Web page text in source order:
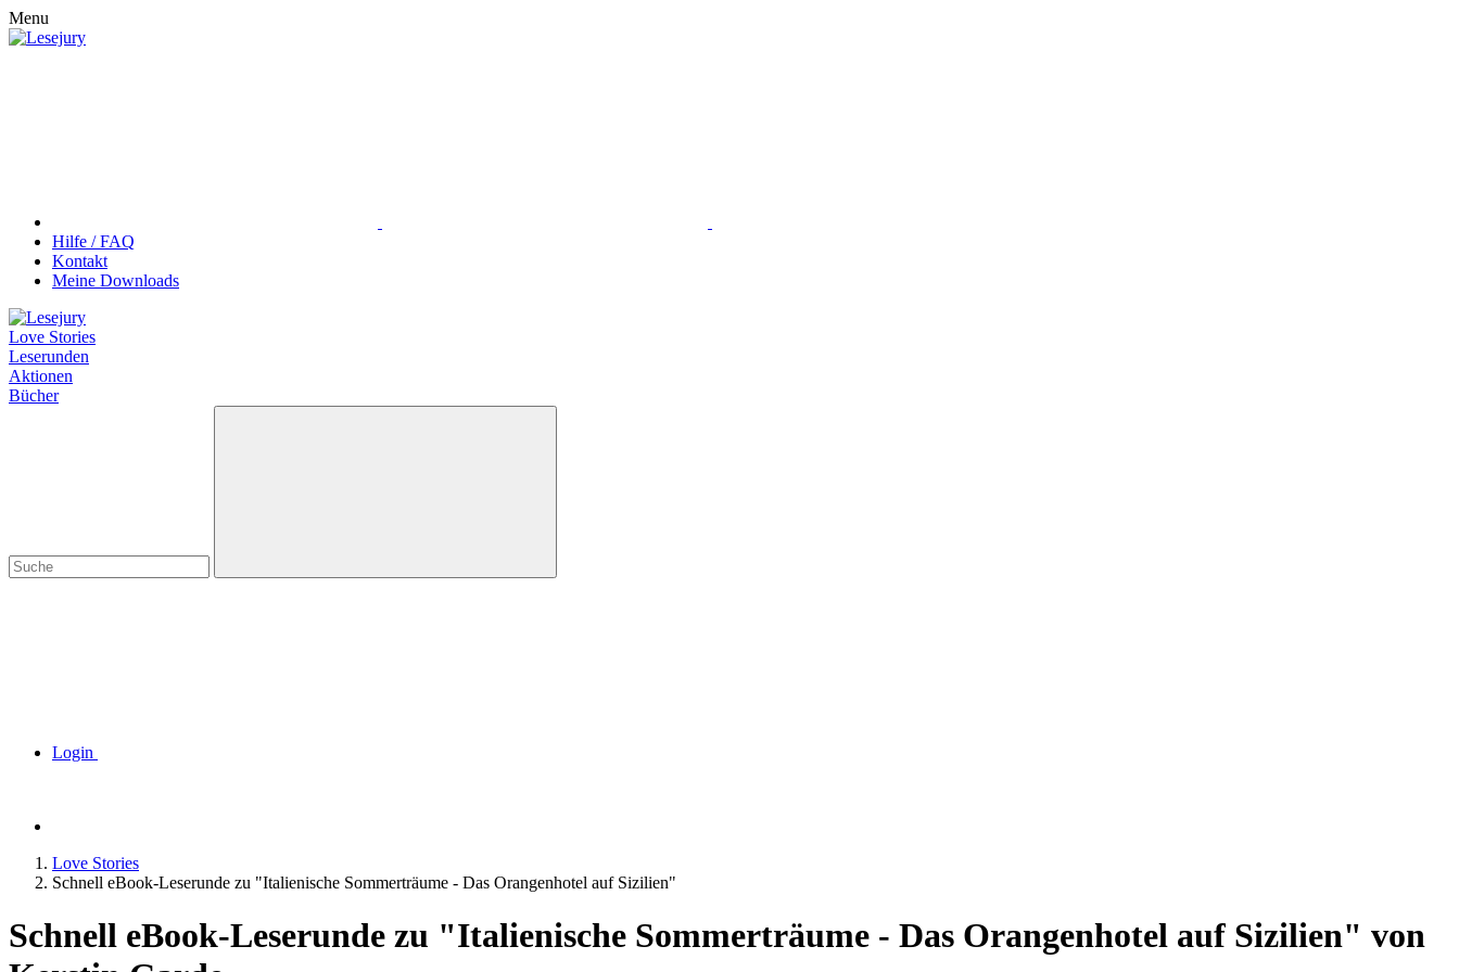
Menu
Hilfe / FAQ
Kontakt
Meine Downloads
Love Stories
Leserunden
Aktionen
Bücher
Login
Love Stories
Schnell eBook-Leserunde zu "Italienische Sommerträume - Das Orangenhotel auf Sizilien"
Schnell eBook-Leserunde zu "Italienische Sommerträume - Das Orangenhotel auf Sizilien" von